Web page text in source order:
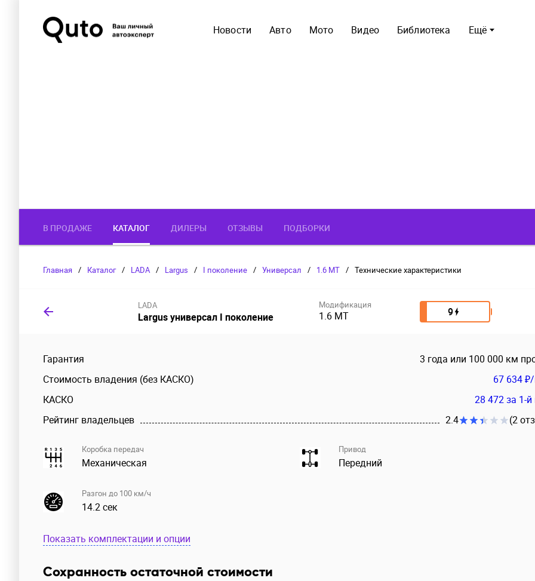
Ещё
Новости Авто Мото Видео Библиотека
В ПРОДАЖЕ КАТАЛОГ ДИЛЕРЫ ОТЗЫВЫ ПОДБОРКИ
Главная / Каталог / LADA / Largus / I поколение / Универсал / 1.6 MT / Технические характеристики
LADA
Largus универсал I поколение
Модификация
1.6 MT 9
Гарантия
3 года или 100 000 км
Стоимость владения (без КАСКО)
67 634
КАСКО
28 472за 1-й
Рейтинг владельцев
2.4 (2
Коробка передач
Механическая
Привод
Передний
Разгон до 100 км/ч
14.2 сек
Показать комплектации и опции
Сохранность остаточной стоимости